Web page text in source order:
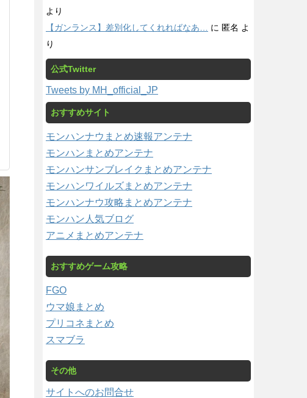
より
【ガンランス】差別化してくれればなあ…
に 匿名 よ
り
公式Twitter
Tweets by MH_official_JP
おすすめサイト
モンハンナウまとめ速報アンテナ
モンハンまとめアンテナ
モンハンサンブレイクまとめアンテナ
モンハンワイルズまとめアンテナ
モンハンナウ攻略まとめアンテナ
モンハン人気ブログ
アニメまとめアンテナ
おすすめゲーム攻略
FGO
ウマ娘まとめ
プリコネまとめ
スマブラ
その他
サイトへのお問合せ